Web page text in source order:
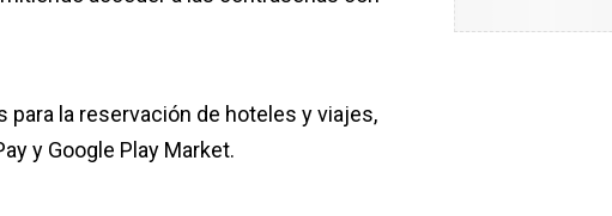
para la reservación de hoteles y viajes,
y Google Play Market.